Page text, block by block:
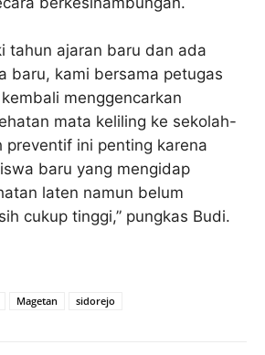
tahun ajaran baru dan ada
baru, kami bersama petugas
menggencarkan
mata keliling ke sekolah-
preventif ini penting karena
baru yang mengidap
laten namun belum
cukup tinggi,” pungkas Budi.
Magetan sidorejo